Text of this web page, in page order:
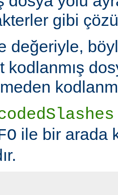
gibi
değeriyle,
kodlanmış
ile bir arada